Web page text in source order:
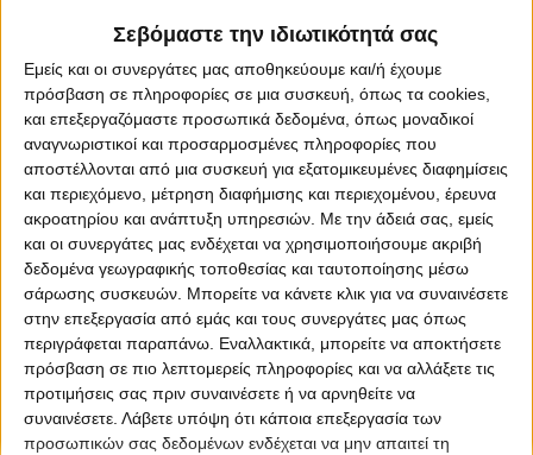
Σεβόμαστε την ιδιωτικότητά σας
Εμείς και οι συνεργάτες μας αποθηκεύουμε και/ή έχουμε
πρόσβαση σε πληροφορίες σε μια συσκευή, όπως τα cookies,
και επεξεργαζόμαστε προσωπικά δεδομένα, όπως μοναδικοί
αναγνωριστικοί και προσαρμοσμένες πληροφορίες που
αποστέλλονται από μια συσκευή για εξατομικευμένες διαφημίσεις
και περιεχόμενο, μέτρηση διαφήμισης και περιεχομένου, έρευνα
ακροατηρίου και ανάπτυξη υπηρεσιών. Με την άδειά σας, εμείς
και οι συνεργάτες μας ενδέχεται να χρησιμοποιήσουμε ακριβή
δεδομένα γεωγραφικής τοποθεσίας και ταυτοποίησης μέσω
σάρωσης συσκευών. Μπορείτε να κάνετε κλικ για να συναινέσετε
στην επεξεργασία από εμάς και τους συνεργάτες μας όπως
περιγράφεται παραπάνω. Εναλλακτικά, μπορείτε να αποκτήσετε
πρόσβαση σε πιο λεπτομερείς πληροφορίες και να αλλάξετε τις
προτιμήσεις σας πριν συναινέσετε ή να αρνηθείτε να
συναινέσετε. Λάβετε υπόψη ότι κάποια επεξεργασία των
προσωπικών σας δεδομένων ενδέχεται να μην απαιτεί τη
About Offradio Business Class Terms & Conditions
Privacy Policy
Designed & developed byporcupine colors&Fotis Alexandrou